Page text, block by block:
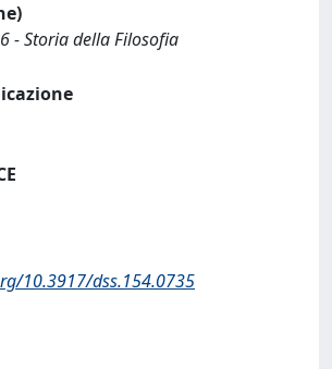
- Storia della Filosofia
10.3917/dss.154.0735